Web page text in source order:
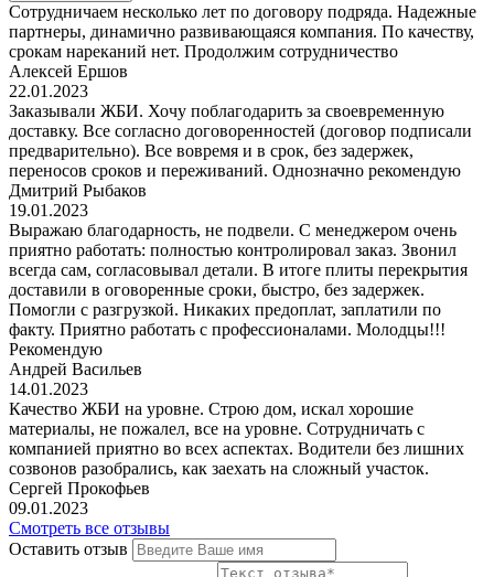
Сотрудничаем несколько лет по договору подряда. Надежные
партнеры, динамично развивающаяся компания. По качеству,
срокам нареканий нет. Продолжим сотрудничество
Алексей Ершов
22.01.2023
Заказывали ЖБИ. Хочу поблагодарить за своевременную
доставку. Все согласно договоренностей (договор подписали
предварительно). Все вовремя и в срок, без задержек,
переносов сроков и переживаний. Однозначно рекомендую
Дмитрий Рыбаков
19.01.2023
Выражаю благодарность, не подвели. С менеджером очень
приятно работать: полностью контролировал заказ. Звонил
всегда сам, согласовывал детали. В итоге плиты перекрытия
доставили в оговоренные сроки, быстро, без задержек.
Помогли с разгрузкой. Никаких предоплат, заплатили по
факту. Приятно работать с профессионалами. Молодцы!!!
Рекомендую
Андрей Васильев
14.01.2023
Качество ЖБИ на уровне. Строю дом, искал хорошие
материалы, не пожалел, все на уровне. Сотрудничать с
компанией приятно во всех аспектах. Водители без лишних
созвонов разобрались, как заехать на сложный участок.
Сергей Прокофьев
09.01.2023
Смотреть все отзывы
Оставить отзыв